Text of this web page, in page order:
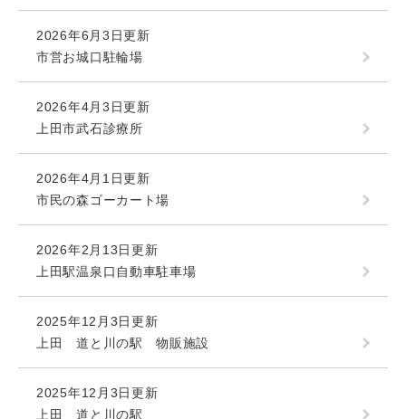
2026年6月3日更新
市営お城口駐輪場
2026年4月3日更新
上田市武石診療所
2026年4月1日更新
市民の森ゴーカート場
2026年2月13日更新
上田駅温泉口自動車駐車場
2025年12月3日更新
上田 道と川の駅 物販施設
2025年12月3日更新
上田 道と川の駅